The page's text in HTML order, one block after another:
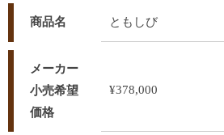
商品名 ともしび
メーカー
小売希望
価格
¥378,000